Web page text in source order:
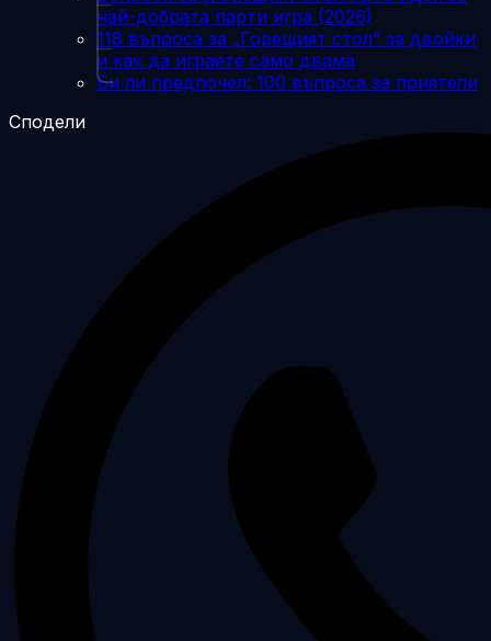
най-добрата парти игра (2026)
118 въпроса за „Горещият стол“ за двойки
и как да играете само двама
Би ли предпочел: 100 въпроса за приятели
Сподели